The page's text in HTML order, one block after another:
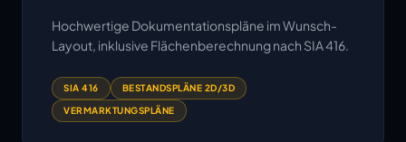
Hochwertige Dokumentationspläne im Wunsch-
Layout, inklusive Flächenberechnung nach SIA 416.
SIA 416 BESTANDSPLÄNE 2D/3D
VERMARKTUNGSPLÄNE